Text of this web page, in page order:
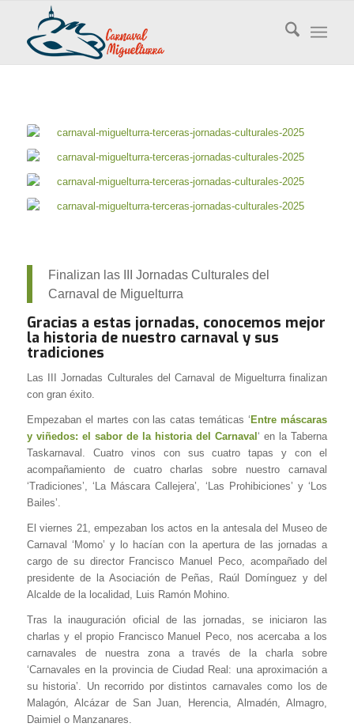
Finalizan las III Jornadas Culturales del
Carnaval de Miguelturra
Gracias a estas jornadas, conocemos mejor
la historia de nuestro carnaval y sus
tradiciones
Las III Jornadas Culturales del Carnaval de Miguelturra finalizan
con gran éxito.
Empezaban el martes con las catas temáticas ‘ Entre máscaras
y viñedos: el sabor de la historia del Carnaval‘ en la Taberna
Taskarnaval. Cuatro vinos con sus cuatro tapas y con el
acompañamiento de cuatro charlas sobre nuestro carnaval
‘Tradiciones’, ‘La Máscara Callejera’, ‘Las Prohibiciones’ y ‘Los
Bailes’.
El viernes 21, empezaban los actos en la antesala del Museo de
Carnaval ‘Momo’ y lo hacían con la apertura de las jornadas a
cargo de su director Francisco Manuel Peco, acompañado del
presidente de la Asociación de Peñas, Raúl Domínguez y del
Alcalde de la localidad, Luis Ramón Mohino.
Tras la inauguración oficial de las jornadas, se iniciaron las
charlas y el propio Francisco Manuel Peco, nos acercaba a los
carnavales de nuestra zona a través de la charla sobre
‘Carnavales en la provincia de Ciudad Real: una aproximación a
su historia’. Un recorrido por distintos carnavales como los de
Malagón, Alcázar de San Juan, Herencia, Almadén, Almagro,
Daimiel o Manzanares.